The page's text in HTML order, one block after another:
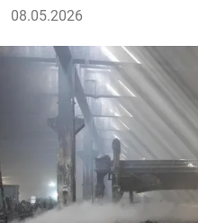
08.05.2026